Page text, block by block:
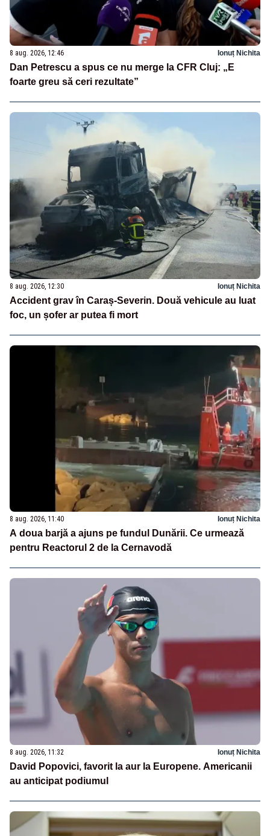
8 aug. 2026, 12:46 Ionuț Nichita
Dan Petrescu a spus ce nu merge la CFR Cluj: „E
foarte greu să ceri rezultate”
8 aug. 2026, 12:30 Ionuț Nichita
Accident grav în Caraș-Severin. Două vehicule au luat
foc, un șofer ar putea fi mort
8 aug. 2026, 11:40 Ionuț Nichita
A doua barjă a ajuns pe fundul Dunării. Ce urmează
pentru Reactorul 2 de la Cernavodă
8 aug. 2026, 11:32 Ionuț Nichita
David Popovici, favorit la aur la Europene. Americanii
au anticipat podiumul